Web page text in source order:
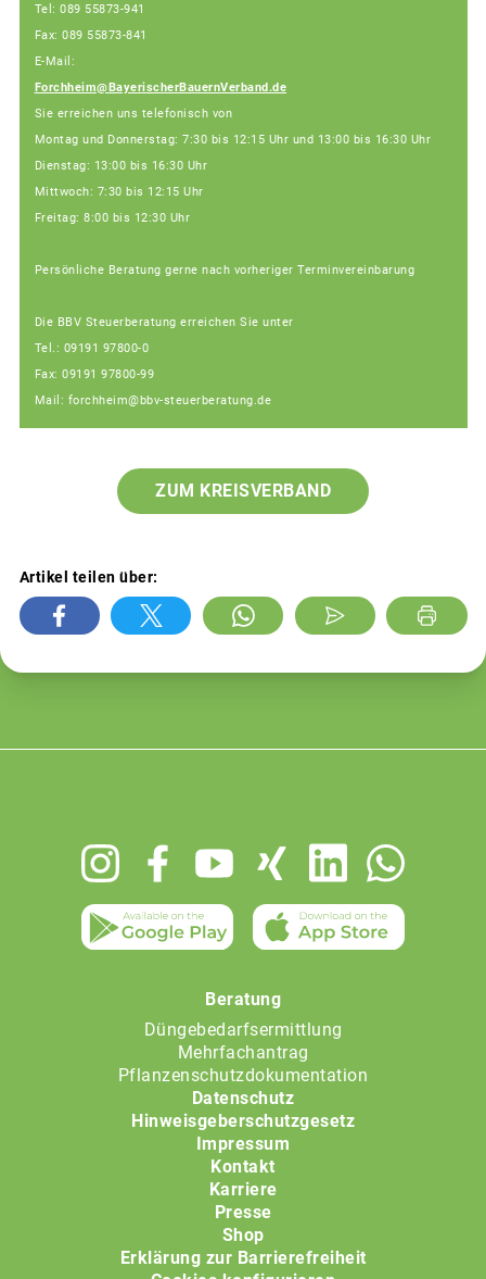
Tel: 089 55873-941
Fax: 089 55873-841
E-Mail:
Forchheim@BayerischerBauernVerband.de
Sie erreichen uns telefonisch von
Montag und Donnerstag: 7:30 bis 12:15 Uhr und 13:00 bis 16:30 Uhr
Dienstag: 13:00 bis 16:30 Uhr
Mittwoch: 7:30 bis 12:15 Uhr
Freitag: 8:00 bis 12:30 Uhr
Persönliche Beratung gerne nach vorheriger Terminvereinbarung
Die BBV Steuerberatung erreichen Sie unter
Tel.: 09191 97800-0
Fax: 09191 97800-99
Mail: forchheim@bbv-steuerberatung.de
ZUM KREISVERBAND
Artikel teilen über:
Beratung
Düngebedarfsermittlung
Mehrfachantrag
Pflanzenschutzdokumentation
Datenschutz
Hinweisgeberschutzgesetz
Impressum
Kontakt
Karriere
Presse
Shop
Erklärung zur Barrierefreiheit